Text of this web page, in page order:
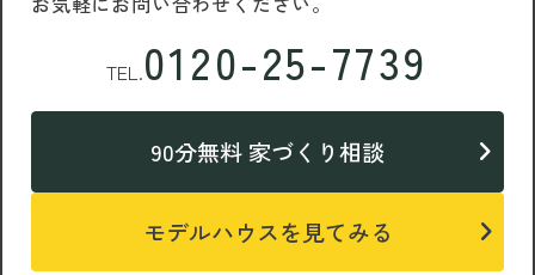
TEL.0120-25-7739
90分無料 家づくり相談
モデルハウスを見てみる